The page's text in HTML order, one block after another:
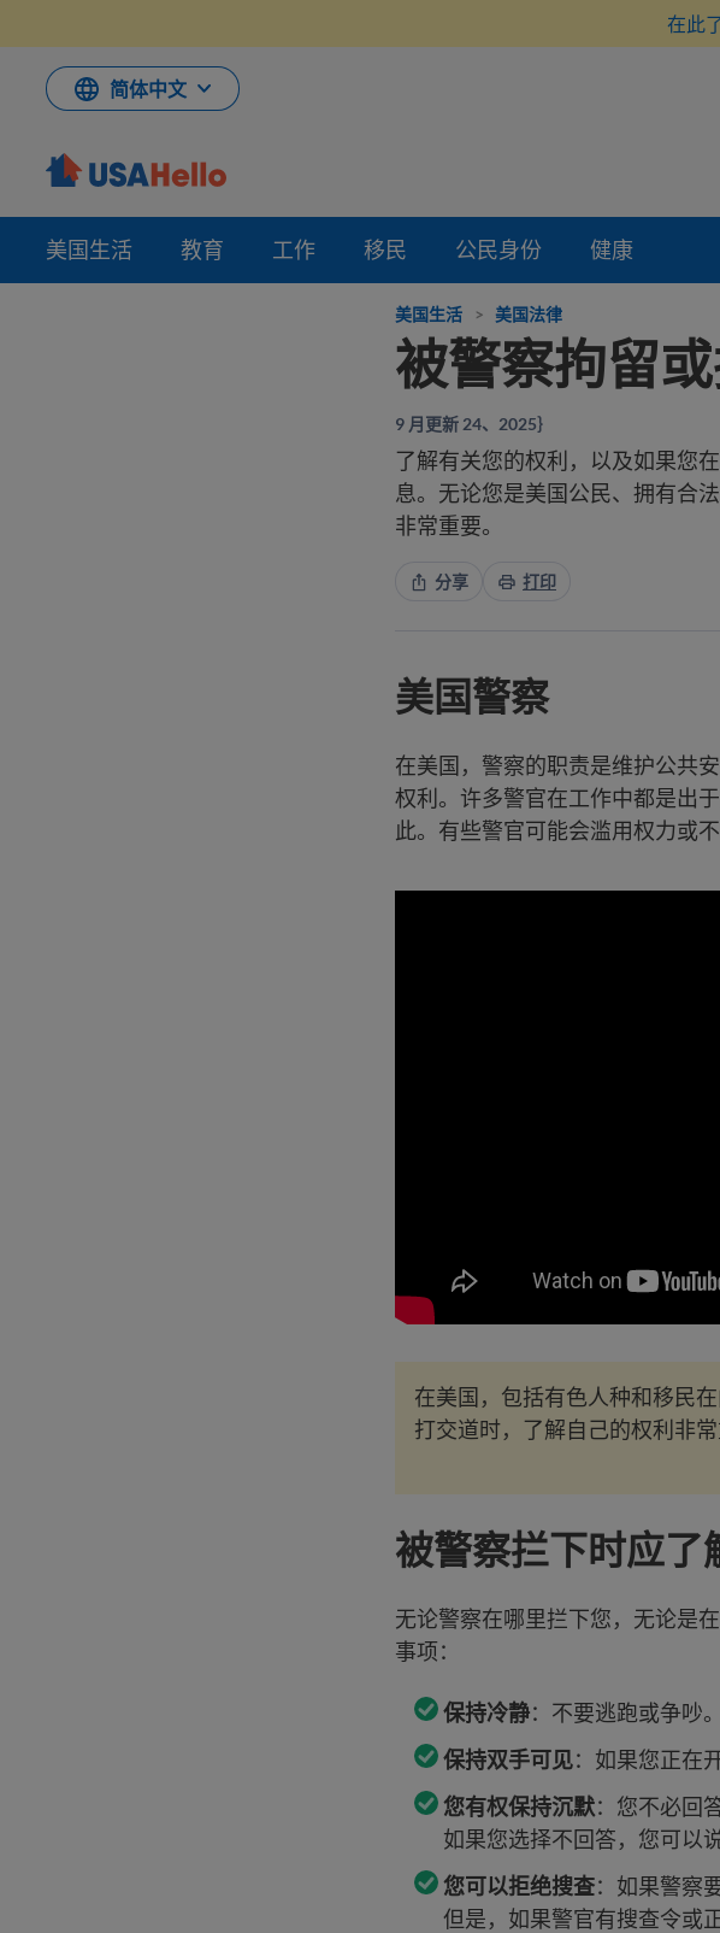
在此
简体中文
美国生活 教育 工作 移民 公民身份 健康
美国生活 > 美国法律
被警察拘留
9 月更新 24、2025｝
了解有关您的权利，以及如果您
息。无论您是美国公民、拥有合
非常重要。
分享 打印
美国警察
在美国，警察的职责是维护公共
权利。许多警官在工作中都是出
此。有些警官可能会滥用权力或
在美国，包括有色人种和移民
打交道时，了解自己的权利非常
被警察拦下时应了
无论警察在哪里拦下您，无论是
事项：
保持冷静：不要逃跑或争吵
保持双手可见：如果您正在
您有权保持沉默：您不必回
如果您选择不回答，您可以
您可以拒绝搜查：如果警察
但是，如果警官有搜查令或